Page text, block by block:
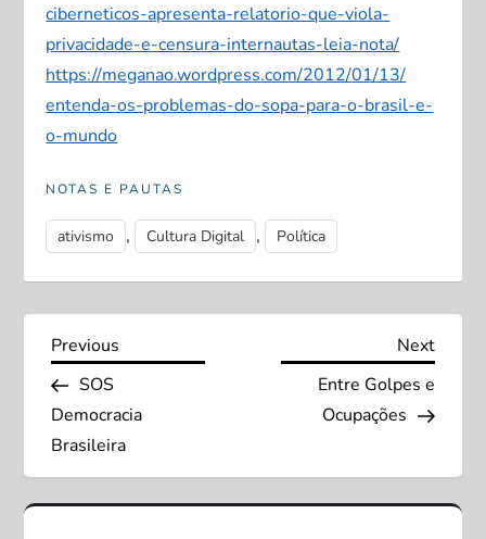
ciberneticos-apresenta-relatorio-que-viola-
privacidade-e-censura-internautas-leia-nota/
https://meganao.wordpress.com/2012/01/13/
entenda-os-problemas-do-sopa-para-o-brasil-e-
o-mundo
NOTAS E PAUTAS
ativismo , Cultura Digital , Política
N
a
v
e
Previous
Post
Previous
SOS
Democracia
Brasileira
Next
Next
Entre Golpes e
Ocupações